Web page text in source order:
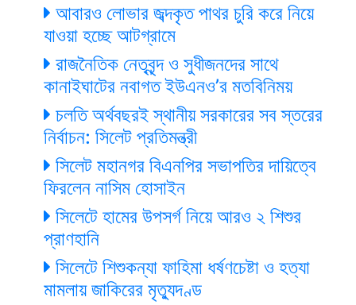
আবারও লোভার জব্দকৃত পাথর চুরি করে নিয়ে
যাওয়া হচ্ছে আটগ্রামে
রাজনৈতিক নেতৃবৃন্দ ও সুধীজনদের সাথে
কানাইঘাটের নবাগত ইউএনও’র মতবিনিময়
চলতি অর্থবছরই স্থানীয় সরকারের সব স্তরের
নির্বাচন: সিলেট প্রতিমন্ত্রী
সিলেট মহানগর বিএনপির সভাপতির দায়িত্বে
ফিরলেন নাসিম হোসাইন
সিলেটে হামের উপসর্গ নিয়ে আরও ২ শিশুর
প্রাণহানি
সিলেটে শিশুকন্যা ফাহিমা ধর্ষণচেষ্টা ও হত্যা
মামলায় জাকিরের মৃত্যুদণ্ড